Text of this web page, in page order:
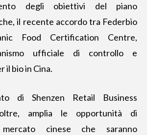
degli obiettivi del piano
il recente accordo tra Federbio
Food Certification Centre,
ufficiale di controllo e
il bio in Cina.
di Shenzen Retail Business
amplia le opportunità di
cinese che saranno